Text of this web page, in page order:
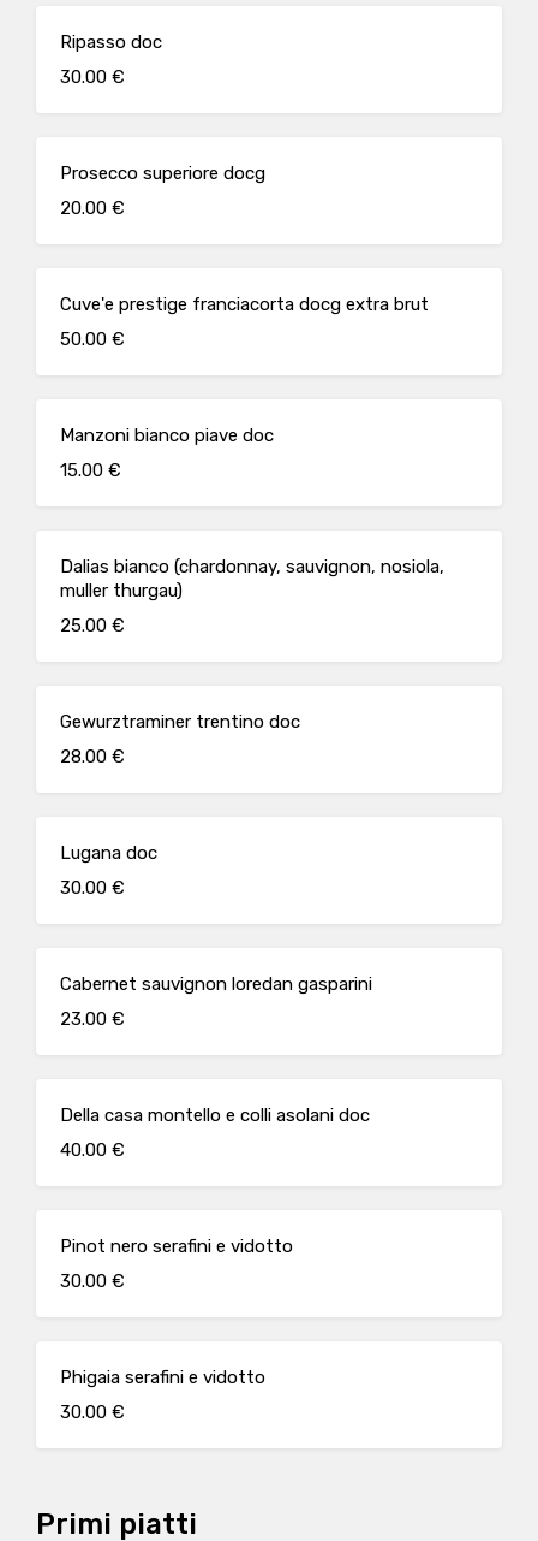
Ripasso doc
30.00 €
Prosecco superiore docg
20.00 €
Cuve'e prestige franciacorta docg extra brut
50.00 €
Manzoni bianco piave doc
15.00 €
Dalias bianco (chardonnay, sauvignon, nosiola,
muller thurgau)
25.00 €
Gewurztraminer trentino doc
28.00 €
Lugana doc
30.00 €
Cabernet sauvignon loredan gasparini
23.00 €
Della casa montello e colli asolani doc
40.00 €
Pinot nero serafini e vidotto
30.00 €
Phigaia serafini e vidotto
30.00 €
Primi piatti